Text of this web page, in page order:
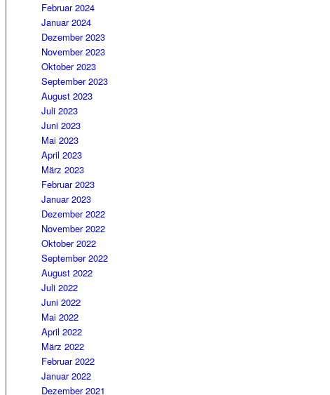
Februar 2024
Januar 2024
Dezember 2023
November 2023
Oktober 2023
September 2023
August 2023
Juli 2023
Juni 2023
Mai 2023
April 2023
März 2023
Februar 2023
Januar 2023
Dezember 2022
November 2022
Oktober 2022
September 2022
August 2022
Juli 2022
Juni 2022
Mai 2022
April 2022
März 2022
Februar 2022
Januar 2022
Dezember 2021